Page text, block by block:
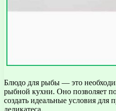
Блюдо для рыбы — это
рыбной кухни. Оно позволяет
создать идеальные условия для
деликатеса.